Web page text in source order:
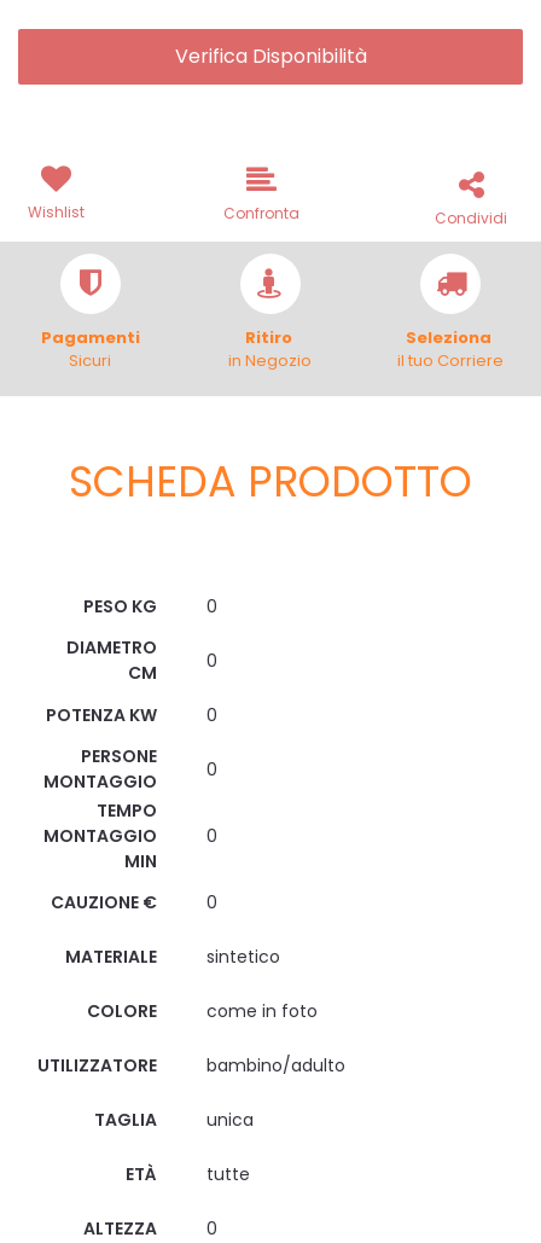
Verifica Disponibilità
Wishlist Confronta Condividi
Pagamenti
Sicuri
Ritiro
in Negozio
Seleziona
il tuo Corriere
SCHEDA PRODOTTO
PESO KG
0
DIAMETRO
CM
0
POTENZA KW
0
PERSONE
MONTAGGIO
0
TEMPO
MONTAGGIO
MIN
0
CAUZIONE € 0
MATERIALE sintetico
COLORE come in foto
UTILIZZATORE bambino/adulto
TAGLIA unica
ETÀ tutte
ALTEZZA 0